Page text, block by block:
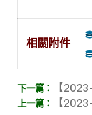
相關附件
【
【